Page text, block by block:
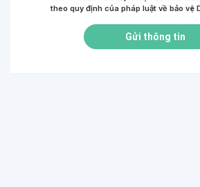
theo quy định của pháp luật về bảo vệ
Gửi thông tin